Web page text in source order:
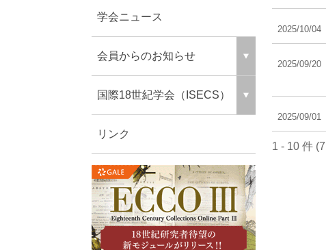
​学会ニュース
会員からのお知らせ
国際18世紀学会（ISECS）
リンク
2025/10/04
2025/09/20
2025/09/01
1 - 10 件